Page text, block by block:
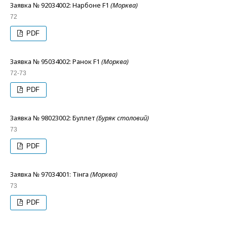
Заявка № 92034002: Нарбоне F1 (Морква)
72
PDF
Заявка № 95034002: Ранок F1 (Морква)
72-73
PDF
Заявка № 98023002: Буллет(Буряк столовий)
73
PDF
Заявка № 97034001: Тінга (Морква)
73
PDF